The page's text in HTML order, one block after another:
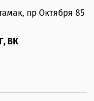
пр Октября 85
ВК